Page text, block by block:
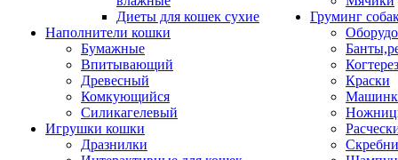
Диеты для кошек сухие
Наполнители кошки
Бумажные
Впитывающий
Древесный
Комкующийся
Силикагелевый
Игрушки кошки
Дразнилки
Груминг
Краски